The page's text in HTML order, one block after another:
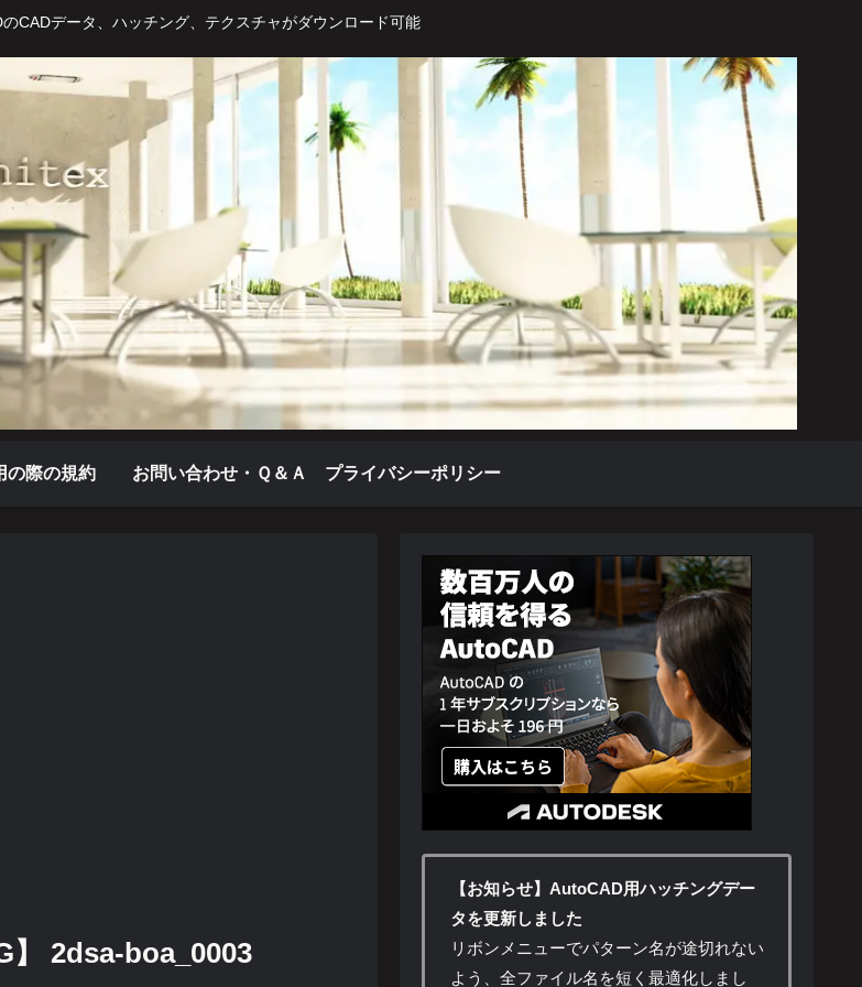
のCADデータ、ハッチング、テクスチャがダウンロード可能
の際の規約 お問い合わせ・Ｑ＆Ａ プライバシーポリシー
】 2dsa-boa_0003
【お知らせ】AutoCAD用ハッチングデー
タを更新しました
リボンメニューでパターン名が途切れない
よう、全ファイル名を短く最適化しまし